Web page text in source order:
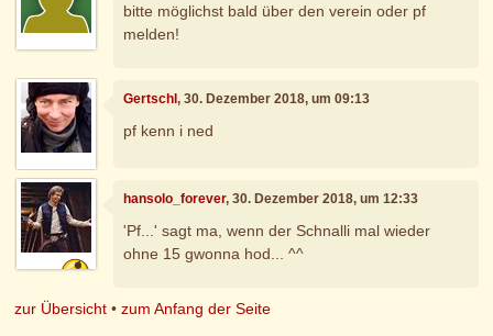
bitte möglichst bald über den verein oder pf
melden!
Gertschl, 30. Dezember 2018, um 09:13
pf kenn i ned
hansolo_forever, 30. Dezember 2018, um 12:33
'Pf...' sagt ma, wenn der Schnalli mal wieder
ohne 15 gwonna hod... ^^
zur Übersicht •zum Anfang der Seite